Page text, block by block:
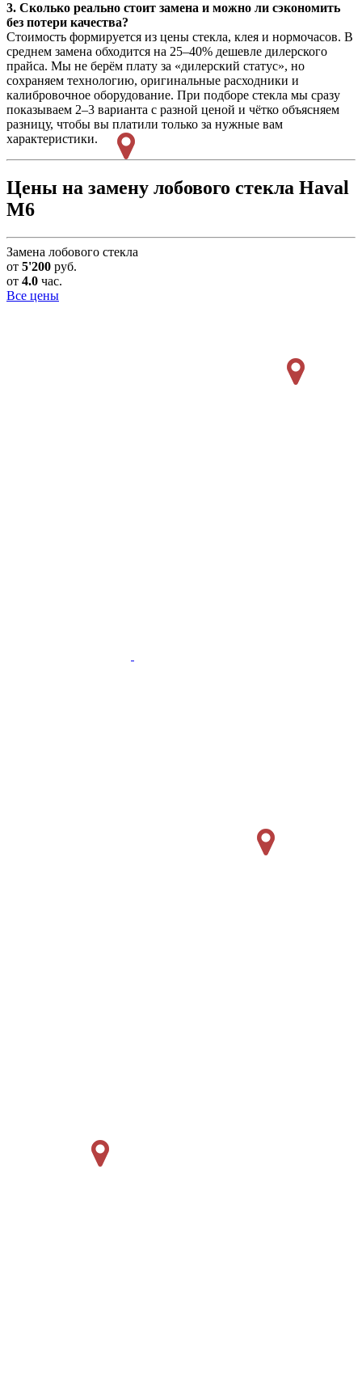
3. Сколько реально стоит замена и можно ли сэкономить
без потери качества?
Стоимость формируется из цены стекла, клея и нормочасов. В
среднем замена обходится на 25–40% дешевле дилерского
прайса. Мы не берём плату за «дилерский статус», но
сохраняем технологию, оригинальные расходники и
калибровочное оборудование. При подборе стекла мы сразу
показываем 2–3 варианта с разной ценой и чётко объясняем
разницу, чтобы вы платили только за нужные вам
характеристики.
Цены на замену лобового стекла Haval
М6
Замена лобового стекла
от 5'200 руб.
от 4.0 час.
Все цены